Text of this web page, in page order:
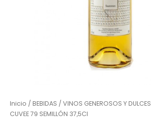
Inicio / BEBIDAS / VINOS GENEROSOS Y DULCES
CUVEE 79 SEMILLÓN 37,5Cl